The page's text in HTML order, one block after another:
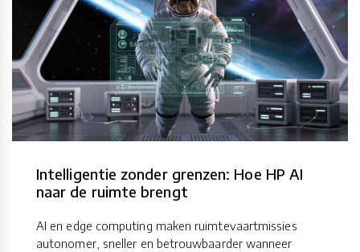
Intelligentie zonder grenzen: Hoe HP AI
naar de ruimte brengt
AI en edge computing maken ruimtevaartmissies
autonomer, sneller en betrouwbaarder wanneer